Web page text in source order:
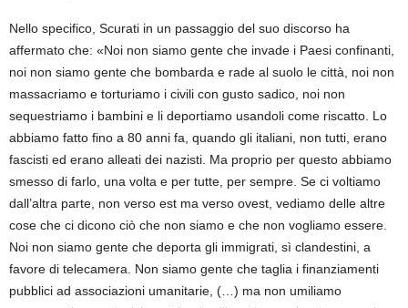
Nello specifico, Scurati in un passaggio del suo discorso ha
affermato che: «Noi non siamo gente che invade i Paesi confinanti,
noi non siamo gente che bombarda e rade al suolo le città, noi non
massacriamo e torturiamo i civili con gusto sadico, noi non
sequestriamo i bambini e li deportiamo usandoli come riscatto. Lo
abbiamo fatto fino a 80 anni fa, quando gli italiani, non tutti, erano
fascisti ed erano alleati dei nazisti. Ma proprio per questo abbiamo
smesso di farlo, una volta e per tutte, per sempre. Se ci voltiamo
dall’altra parte, non verso est ma verso ovest, vediamo delle altre
cose che ci dicono ciò che non siamo e che non vogliamo essere.
Noi non siamo gente che deporta gli immigrati, sì clandestini, a
favore di telecamera. Non siamo gente che taglia i finanziamenti
pubblici ad associazioni umanitarie, (…) ma non umiliamo